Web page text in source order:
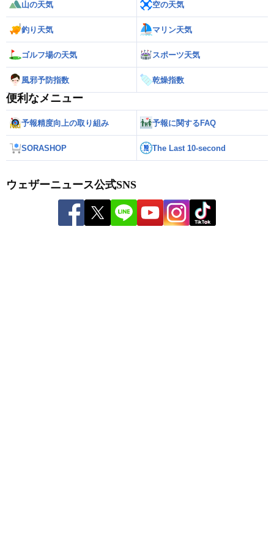
山の天気 空の天気
釣り天気 マリン天気
ゴルフ場の天気 スポーツ天気
風邪予防指数 乾燥指数
便利なメニュー
予報精度向上の取り組み 予報に関するFAQ
SORASHOP The Last 10-second
ウェザーニュース公式SNS